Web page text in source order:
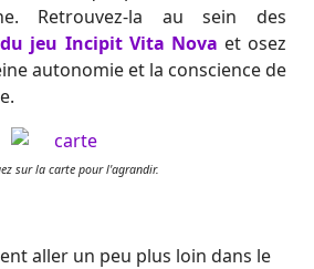
Retrouvez-la au sein des
du jeu Incipit Vita Nova et osez
autonomie et la conscience de
sur la carte pour l'agrandir.
aller un peu plus loin dans le